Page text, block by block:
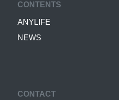
CONTENTS
ANYLIFE
NEWS
CONTACT